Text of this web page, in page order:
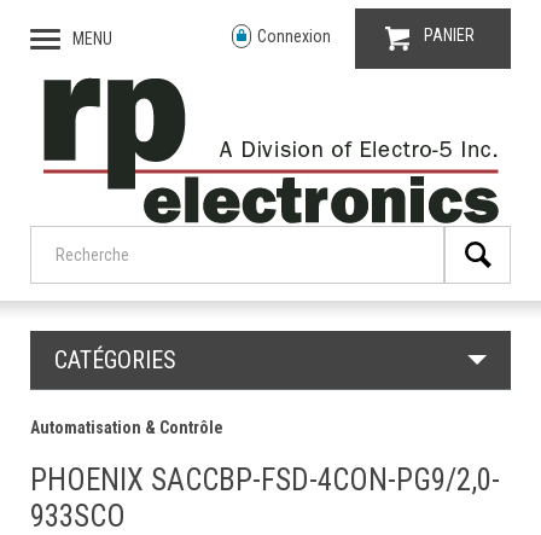
MENU Connexion PANIER
CATÉGORIES
Automatisation & Contrôle
PHOENIX SACCBP-FSD-4CON-PG9/2,0-
933SCO